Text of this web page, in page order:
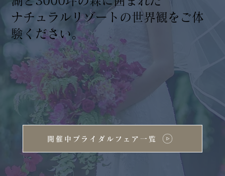
ナチュラルリゾートの世界観をご体
験ください。
開催中ブライダルフェア一覧